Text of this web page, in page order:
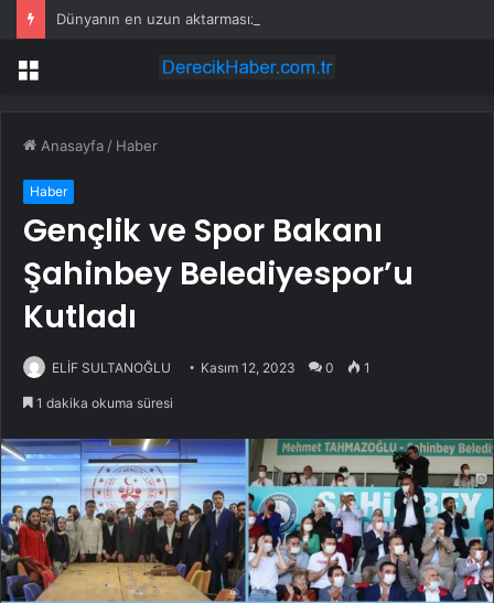
Menü
Anasayfa / Haber
Haber
Gençlik ve Spor Bakanı
Şahinbey Belediyespor’u
Kutladı
ELİF SULTANOĞLU Kasım 12, 2023 0 1
1 dakika okuma süresi